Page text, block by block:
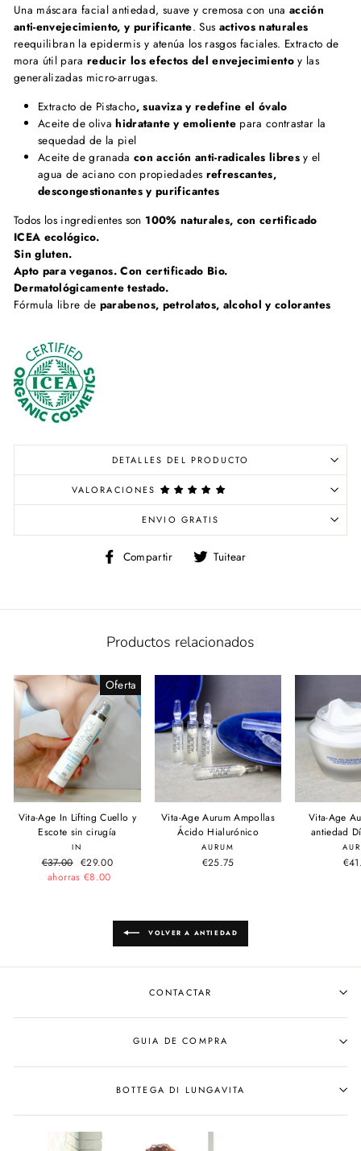
Una máscara facial antiedad, suave y cremosa con unaacción
anti-envejecimiento, y purificante. Sus activos naturales
reequilibran la epidermis y atenúa los rasgos faciales. Extracto de
mora útil parareducir los efectos del envejecimiento y las
generalizadas micro-arrugas.
Extracto de Pistacho, suaviza y redefine el óvalo
Aceite de olivahidratante y emolientepara contrastar la
sequedad de la piel
Aceite de granadacon acción anti-radicales libres y el
agua de aciano con propiedades refrescantes,
descongestionantes y purificantes
Todos los ingredientes son 100% naturales, con certificado
ICEA ecológico.
Sin gluten.
Apto para veganos. Con certificado Bio.
Dermatológicamente testado.
Fórmula libre de parabenos, petrolatos, alcohol y colorantes
DETALLES DEL PRODUCTO
VALORACIONES
ENVIO GRATIS
Compartir
Compartir
Tuitear
Productos relacionados
Oferta
Vita-Age In Lifting Cuello y
Escote sin cirugía
IN
Precio
habitual
€37.00 Precio
de
€29.00
ahorras €8.00
Vita-Age Aurum Ampollas
Ácido Hialurónico
AURUM
€25.75
Vita-Age
antiedad
VOLVER A ANTIEDAD
CONTACTAR
GUIA DE COMPRA
BOTTEGA DI LUNGAVITA